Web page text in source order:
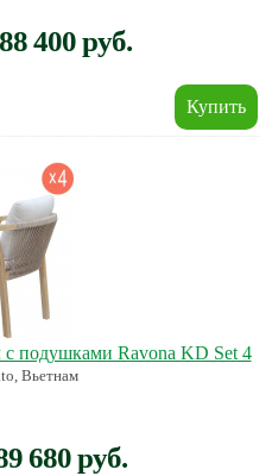
88 400 руб.
с подушками Ravona KD Set 4
Вьетнам
680 руб.